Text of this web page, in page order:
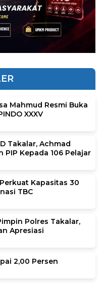
Mahmud Resmi Buka
XXXV
Takalar, Achmad
PIP Kepada 106 Pelajar
Kapasitas 30
TBC
Polres Takalar,
Apresiasi
2,00 Persen